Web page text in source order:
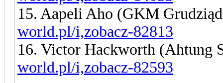
15. Aapeli Aho (GKM
world.pl/i,zobacz-82813
16. Victor Hackworth (Ahtung
world.pl/i,zobacz-82593